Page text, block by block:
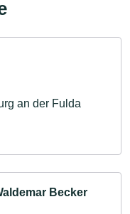
an der Fulda
Becker